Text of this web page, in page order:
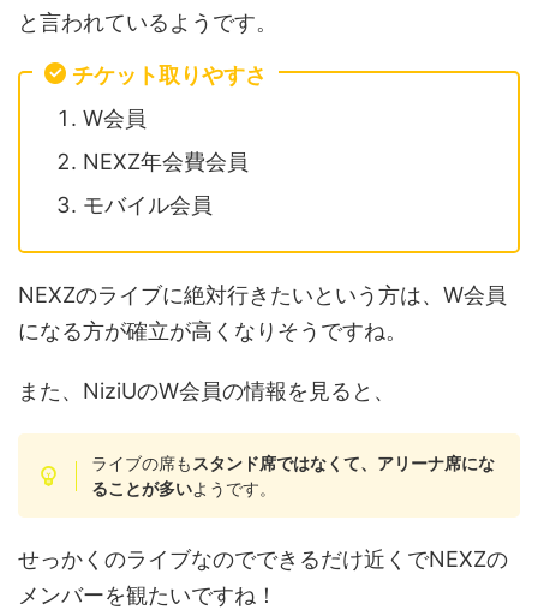
と言われているようです。
チケット取りやすさ
W会員
NEXZ年会費会員
モバイル会員
NEXZのライブに絶対行きたいという方は、W会員
になる方が確立が高くなりそうですね。
また、NiziUのW会員の情報を見ると、
ライブの席も スタンド席ではなくて、アリーナ席にな
ることが多いようです。
せっかくのライブなのでできるだけ近くでNEXZの
メンバーを観たいですね！